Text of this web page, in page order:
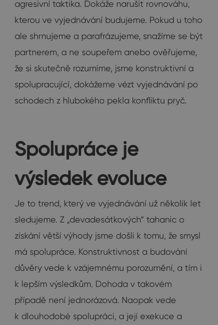
agresivní taktika. Dokáže narušit rovnováhu,
kterou ve vyjednávání budujeme. Pokud u toho
ale shrnujeme a parafrázujeme, snažíme se být
partnerem, a ne soupeřem anebo ověřujeme,
že si skutečně rozumíme, jsme konstruktivní a
spolupracující, dokážeme vézt vyjednávání po
schodech z hlubokého pekla konfliktu pryč.
Spolupráce je
výsledek evoluce
Je to trend, který ve vyjednávání už několik let
sledujeme. Z „devadesátkových“ tahanic o
získání větší výhody jsme došli k tomu, že smysl
má spolupráce. Konstruktivnost a budování
důvěry vede k vzájemnému porozumění, a tím i
k lepším výsledkům. Dohoda v takovém
případě není jednorázová. Naopak vede
k dlouhodobé spolupráci, a její exekuce a